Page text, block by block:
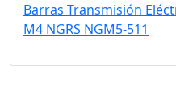
Barras Transmisión
M4 NGRS NGM5-511